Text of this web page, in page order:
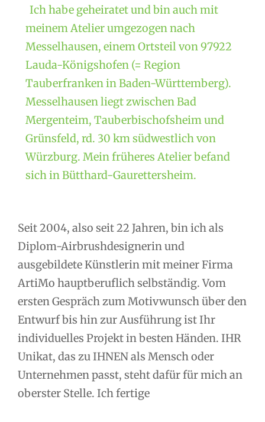
Ich habe geheiratet und bin auch mit
meinem Atelier umgezogen nach
Messelhausen, einem Ortsteil von 97922
Lauda-Königshofen (= Region
Tauberfranken in Baden-Württemberg).
Messelhausen liegt zwischen Bad
Mergenteim, Tauberbischofsheim und
Grünsfeld, rd. 30 km südwestlich von
Würzburg. Mein früheres Atelier befand
sich in Bütthard-Gaurettersheim.
Seit 2004, also seit 22 Jahren, bin ich als
Diplom-Airbrushdesignerin und
ausgebildete Künstlerin mit meiner Firma
ArtiMo hauptberuflich selbständig. Vom
ersten Gespräch zum Motivwunsch über den
Entwurf bis hin zur Ausführung ist Ihr
individuelles Projekt in besten Händen. IHR
Unikat, das zu IHNEN als Mensch oder
Unternehmen passt, steht dafür für mich an
oberster Stelle. Ich fertige